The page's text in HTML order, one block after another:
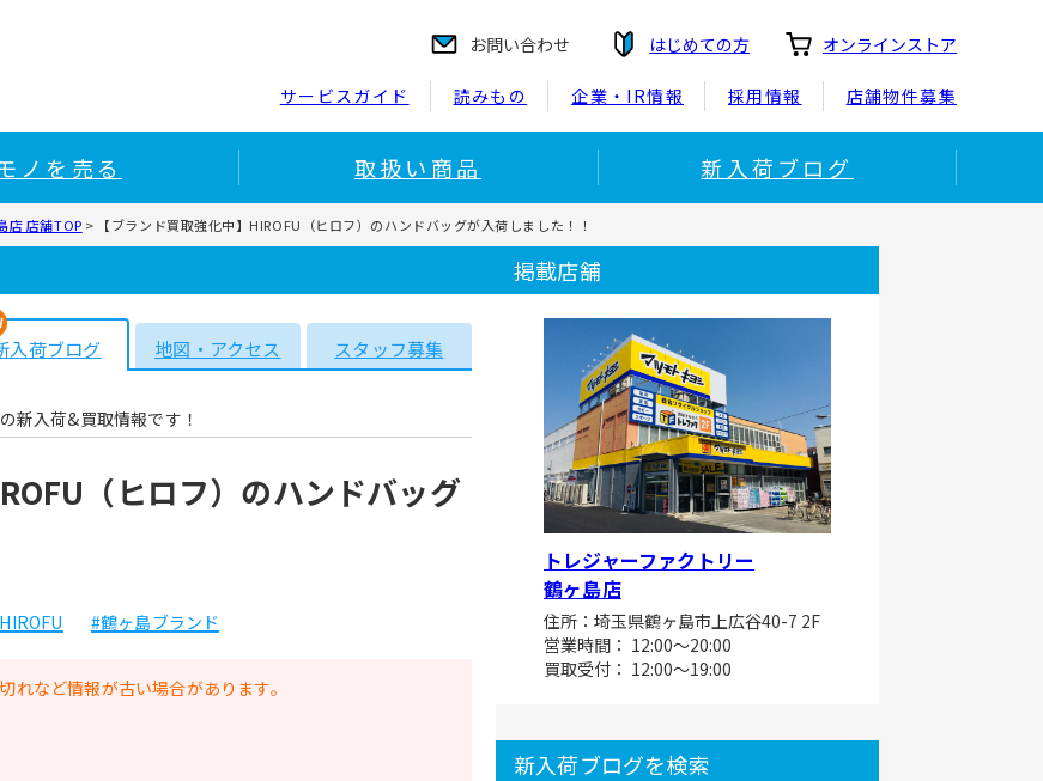
お問い合わせ はじめての方 オンラインストア
サービスガイド 読みもの 企業・IR情報 採用情報 店舗物件募集
ノを売る 取扱い商品 新入荷ブログ
店 店舗TOP > 【ブランド買取強化中】HIROFU（ヒロフ）のハンドバッグが入荷しました！！
入荷ブログ 地図・アクセス スタッフ募集
新入荷&買取情報です！
（ヒロフ）のハンドバッグ
#鶴ヶ島ブランド
れなど情報が古い場合があります。
掲載店舗
トレジャーファクトリー
鶴ヶ島店
住所：埼玉県鶴ヶ島市上広谷40-7 2F
営業時間： 12:00～20:00
買取受付： 12:00～19:00
新入荷ブログを検索